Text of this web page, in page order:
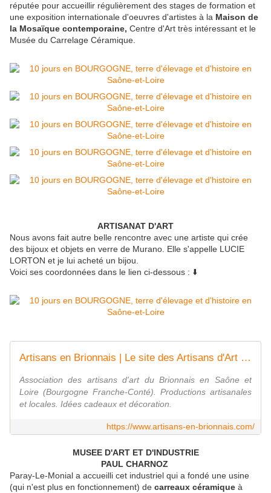
réputée pour accueillir régulièrement des stages de formation et
une exposition internationale d'oeuvres d'artistes à la Maison de
la Mosaïque contemporaine, Centre d'Art très intéressant et le
Musée du Carrelage Céramique.
ARTISANAT D'ART
Nous avons fait autre belle rencontre avec une artiste qui crée
des bijoux et objets en verre de Murano. Elle s'appelle LUCIE
LORTON et je lui acheté un bijou.
Voici ses coordonnées dans le lien ci-dessous : ⬇️
Artisans en Brionnais | Le site des Artisans d'Art du Brionnais
Association des artisans d'art du Brionnais en Saône et
Loire (Bourgogne Franche-Conté). Productions artisanales
et locales. Idées cadeaux et décoration.
https://www.artisans-en-brionnais.com/
MUSEE D'ART ET D'INDUSTRIE
PAUL CHARNOZ
Paray-Le-Monial a accueilli cet industriel qui a fondé une usine
(qui n'est plus en fonctionnement) de carreaux céramique à